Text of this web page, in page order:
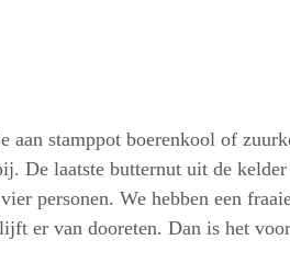
aan stamppot boerenkool of
De laatste butternut uit de
personen. We hebben een
er van dooreten. Dan is het